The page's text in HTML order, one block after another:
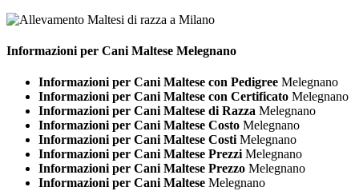
Informazioni per Cani Maltese Melegnano
Informazioni per Cani Maltese con Pedigree Melegnano
Informazioni per Cani Maltese con Certificato Melegnano
Informazioni per Cani Maltese di Razza Melegnano
Informazioni per Cani Maltese Costo Melegnano
Informazioni per Cani Maltese Costi Melegnano
Informazioni per Cani Maltese Prezzi Melegnano
Informazioni per Cani Maltese Prezzo Melegnano
Informazioni per Cani Maltese Melegnano